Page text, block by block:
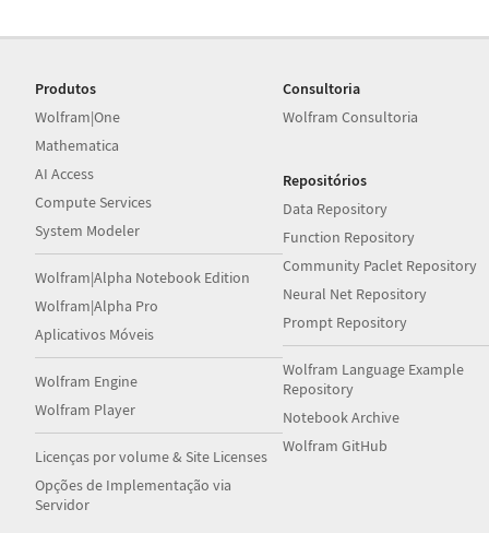
Produtos
Wolfram|One
Mathematica
AI Access
Compute Services
System Modeler
Wolfram|Alpha Notebook Edition
Wolfram|Alpha Pro
Aplicativos Móveis
Wolfram Engine
Wolfram Player
Licenças por volume & Site Licenses
Opções de Implementação via
Servidor
Consultoria
Wolfram Consultoria
Repositórios
Data Repository
Function Repository
Community Paclet Repository
Neural Net Repository
Prompt Repository
Wolfram Language Example
Repository
Notebook Archive
Wolfram GitHub